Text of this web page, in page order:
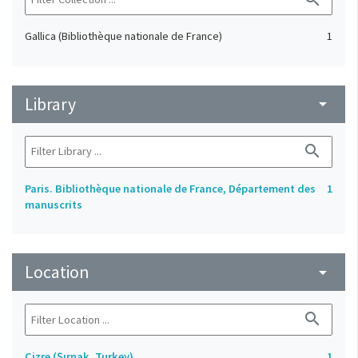
Gallica (Bibliothèque nationale de France) 1
Library arrow_drop_down
search
Paris. Bibliothèque nationale de France, Département des
manuscrits
1
Location arrow_drop_down
search